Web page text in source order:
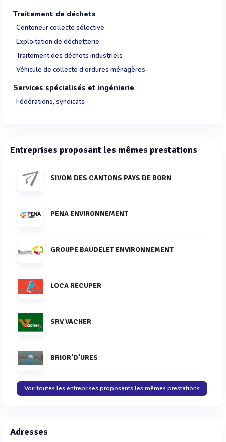
Traitement de déchets
Conteneur collecte sélective
Exploitation de déchetterie
Traitement des déchets industriels
Véhicule de collecte d'ordures ménagères
Services spécialisés et ingénierie
Fédérations, syndicats
Entreprises proposant les mêmes prestations
SIVOM DES CANTONS PAYS DE BORN
PENA ENVIRONNEMENT
GROUPE BAUDELET ENVIRONNEMENT
LOCA RECUPER
SRV VACHER
BRIOR'D'URES
Voir toutes les entreprises proposants les mêmes prestations
Adresses